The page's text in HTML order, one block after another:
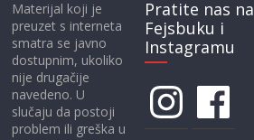
Materijal koji je
preuzet s interneta
smatra se javno
dostupnim, ukoliko
nije drugačije
navedeno. U
slučaju da postoji
problem ili greška u
Pratite nas na
Fejsbuku i
Instagramu
InstagramFacebook